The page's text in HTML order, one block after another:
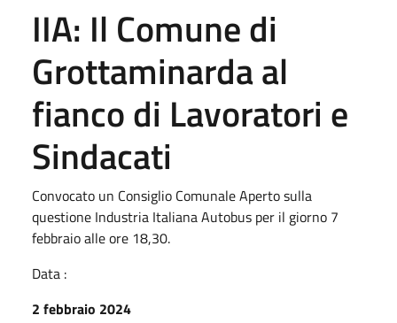
IIA: Il Comune di
Grottaminarda al
fianco di Lavoratori e
Sindacati
Convocato un Consiglio Comunale Aperto sulla
questione Industria Italiana Autobus per il giorno 7
febbraio alle ore 18,30.
Data :
2 febbraio 2024